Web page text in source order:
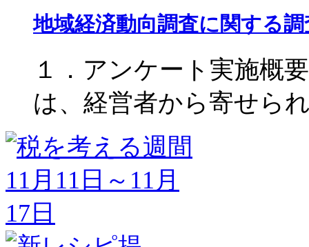
地域経済動向調査に関する
１．アンケート実施概
は、経営者から寄せら